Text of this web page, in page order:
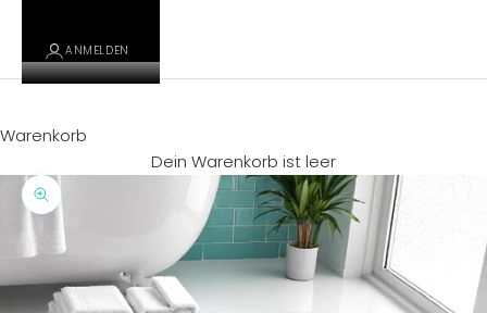
ANMELDEN
Warenkorb
Dein Warenkorb ist leer
Bild vergrößern